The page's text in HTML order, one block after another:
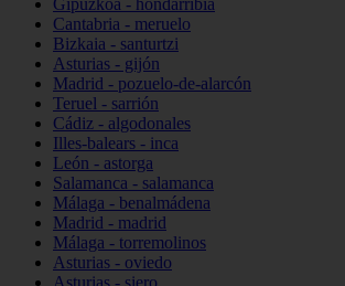
Gipuzkoa - hondarribia
Cantabria - meruelo
Bizkaia - santurtzi
Asturias - gijón
Madrid - pozuelo-de-alarcón
Teruel - sarrión
Cádiz - algodonales
Illes-balears - inca
León - astorga
Salamanca - salamanca
Málaga - benalmádena
Madrid - madrid
Málaga - torremolinos
Asturias - oviedo
Asturias - siero